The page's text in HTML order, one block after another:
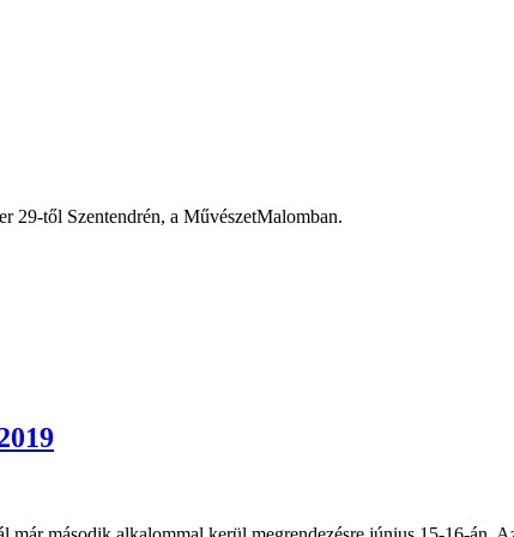
29-től Szentendrén, a MűvészetMalomban.